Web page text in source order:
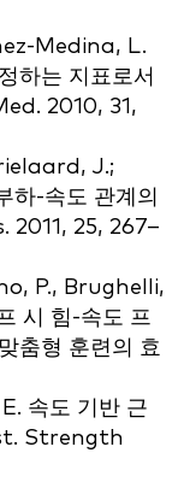
Medina, L.
하는 지표로서
2010, 31,
J.;
하-속도 관계의
2011, 25, 267–
P., Brughelli,
시 힘-속도 프
춤형 훈련의 효
속도 기반 근
Strength